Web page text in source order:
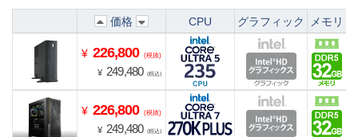
価格 CPU グラフィック メモリ
¥ 226,800 (税抜)
¥ 249,480 (税込)
¥ 226,800 (税抜)
¥ 249,480 (税込)